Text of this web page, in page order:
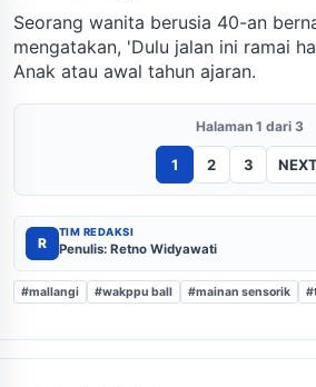
Seorang wanita berusia 40-an
mengatakan, 'Dulu jalan ini ramai
Anak atau awal tahun ajaran.
Halaman 1 dari 3
1 2 3
R
TIM REDAKSI
Penulis: Retno Widyawati
#mallangi #wakppu ball #mainan sensorik